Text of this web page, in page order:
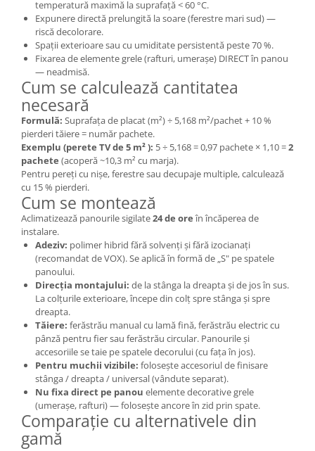
temperatură maximă la suprafață < 60 °C.
Expunere directă prelungită la soare (ferestre mari sud) —
riscă decolorare.
Spații exterioare sau cu umiditate persistentă peste 70 %.
Fixarea de elemente grele (rafturi, umerașe) DIRECT în panou
— neadmisă.
Cum se calculează cantitatea
necesară
Formulă: Suprafața de placat (m²) ÷ 5,168 m²/pachet + 10 %
pierderi tăiere = număr pachete.
Exemplu (perete TV de 5 m² ): 5 ÷ 5,168 = 0,97 pachete × 1,10 =2
pachete (acoperă ~10,3 m² cu marja).
Pentru pereți cu nișe, ferestre sau decupaje multiple, calculează
cu 15 % pierderi.
Cum se montează
Aclimatizează panourile sigilate24 de oreîn încăperea de
instalare.
Adeziv: polimer hibrid fără solvenți și fără izocianați
(recomandat de VOX). Se aplică în formă de „S" pe spatele
panoului.
Direcția montajului: de la stânga la dreapta și de jos în sus.
La colțurile exterioare, începe din colț spre stânga și spre
dreapta.
Tăiere: ferăstrău manual cu lamă fină, ferăstrău electric cu
pânză pentru fier sau ferăstrău circular. Panourile și
accesoriile se taie pe spatele decorului (cu fața în jos).
Pentru muchii vizibile: folosește accesoriul de finisare
stânga / dreapta / universal (vândute separat).
Nu fixa direct pe panou elemente decorative grele
(umerașe, rafturi) — folosește ancore în zid prin spate.
Comparație cu alternativele din
gamă